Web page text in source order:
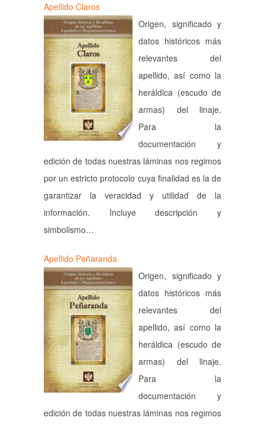
Apellido Claros
Origen, significado y
datos históricos más
relevantes del
apellido, así como la
heráldica (escudo de
armas) del linaje.
Para la
documentación y
edición de todas nuestras láminas nos regimos
por un estricto protocolo cuya finalidad es la de
garantizar la veracidad y utilidad de la
información. Incluye descripción y
simbolismo…
Apellido Peñaranda
Origen, significado y
datos históricos más
relevantes del
apellido, así como la
heráldica (escudo de
armas) del linaje.
Para la
documentación y
edición de todas nuestras láminas nos regimos